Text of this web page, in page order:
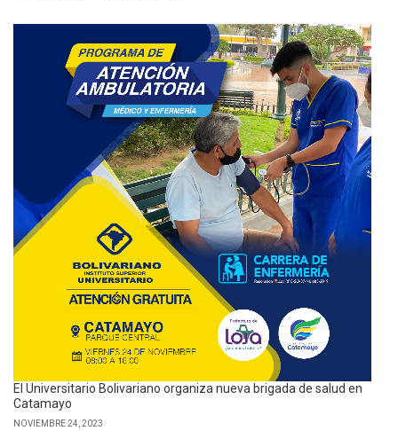
El Universitario Bolivariano organiza nueva brigada de salud en
Catamayo
NOVIEMBRE 24, 2023